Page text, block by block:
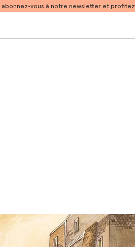
abonnez-vous à notre newsletter et